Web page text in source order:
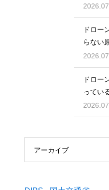
解説
ドロー
らない
めのコ
ドロー
ってい
解説
アーカイブ